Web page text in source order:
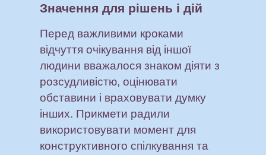
Значення для рішень і дій
Перед важливими кроками
відчуття очікування від іншої
людини вважалося знаком діяти з
розсудливістю, оцінювати
обставини і враховувати думку
інших. Прикмети радили
використовувати момент для
конструктивного спілкування та